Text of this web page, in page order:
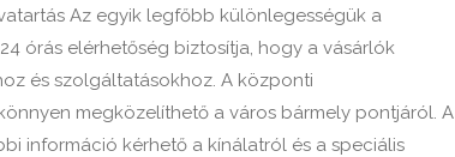
Az egyik legfőbb különlegességük a
órás elérhetőség biztosítja, hogy a vásárlók
és szolgáltatásokhoz. A központi
megközelíthető a város bármely pontjáról. A
információ kérhető a kínálatról és a speciális